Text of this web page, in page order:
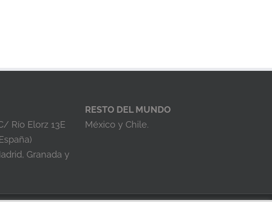
Río Elorz 13E
Granada y
RESTO DEL MUNDO
México y Chile.